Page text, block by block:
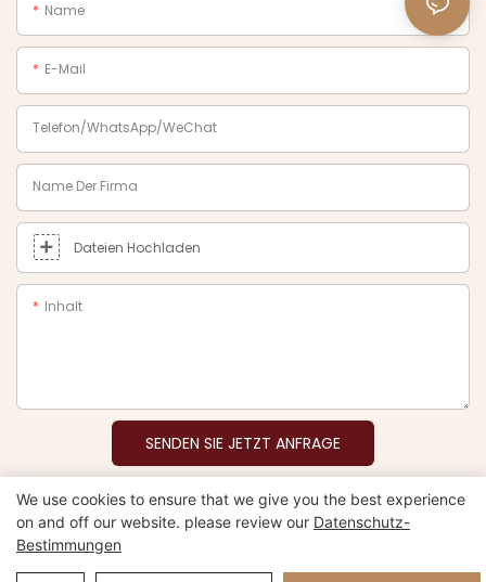
Name
E-Mail
Telefon/WhatsApp/WeChat
Name Der Firma
Dateien Hochladen
Inhalt
SENDEN SIE JETZT ANFRAGE
Copyright © 2026 Xiamen Nifer Electronics Co.,Ltd –
www.niferwatch.com |Seitenverzeichnis
We use cookies to ensure that we give you the best experience
on and off our website. please review our Datenschutz-
Bestimmungen